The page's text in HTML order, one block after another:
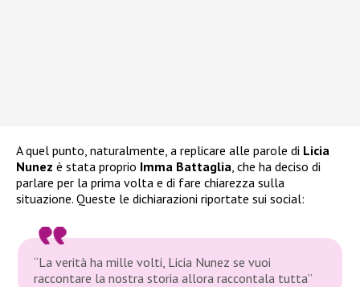
A quel punto, naturalmente, a replicare alle parole di Licia
Nunez è stata proprio Imma Battaglia , che ha deciso di
parlare per la prima volta e di fare chiarezza sulla
situazione. Queste le dichiarazioni riportate sui social:
“La verità ha mille volti, Licia Nunez se vuoi
raccontare la nostra storia allora raccontala tutta”